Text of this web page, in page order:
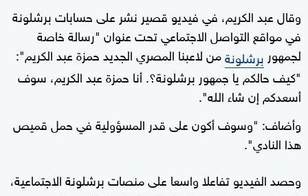
وقال عبد الكريم، في فيديو قصير نشر على حسابات برشلونة
في مواقع التواصل الاجتماعي تحت عنوان "رسالة خاصة
لجمهور برشلونةمن لاعبنا المصري الجديد حمزة عبد الكريم":
"كيف حالكم يا جمهور برشلونة؟. أنا حمزة عبد الكريم، سوف
أسعدكم إن شاء الله".
وأضاف: "وسوف أكون على قدر المسؤولية في حمل قميص
هذا النادي".
وحصد الفيديو تفاعلا واسعا على منصات برشلونة الاجتماعية،